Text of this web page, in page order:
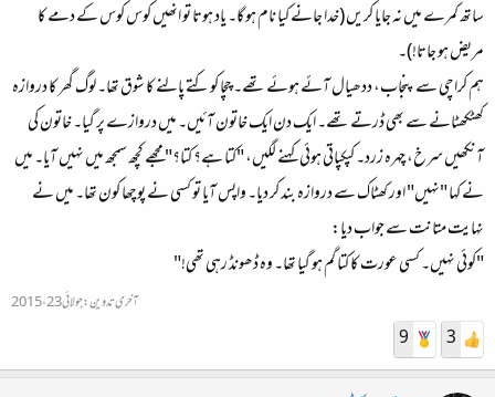
ساتھ کمرے میں نہ جایا کریں (خدا جانے کیا نام ہو گا۔ یاد ہوتا تو انھیں کوس کوس کے دمے کا
مریض ہو جاتا!)۔
ہم کراچی سے پنجاب، ددھیال آئے ہوئے تھے۔ چچا کو کتے پالنے کا شوق تھا۔ لوگ گھر کا دروازہ
کھٹکھٹانے سے بھی ڈرتے تھے۔ ایک دن ایک خاتون آئیں۔ میں دروازے پر گیا۔ خاتون کی
آنکھیں سرخ، چہرہ زرد۔ کپکپاتی ہوئی کہنے لگیں، "کتا ہے؟ کتا؟" مجھے کچھ سمجھ میں نہیں آیا۔ میں
نے کہا "نہیں" اور کھٹاک سے دروازہ بند کر دیا۔ واپس آیا تو کسی نے پوچھا کون تھا۔ میں نے
نہایت متانت سے جواب دیا:
"کوئی نہیں۔ کسی عورت کا کتا گم ہو گیا تھا۔ وہ ڈھونڈ رہی تھی!"
آخری تدوین:جولائی 23، 2015
3
9